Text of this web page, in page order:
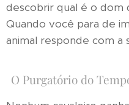
descobrir qual é o dom
Quando você para de
animal responde com a
O Purgatório do